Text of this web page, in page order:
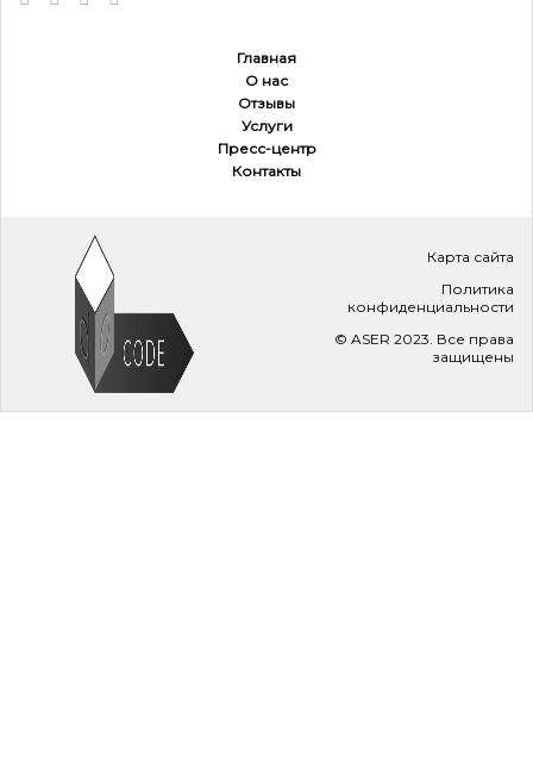
Главная
О нас
Отзывы
Услуги
Пресс-центр
Контакты
Карта сайта
Политика
конфиденциальности
© ASER 2023. Все права
защищены